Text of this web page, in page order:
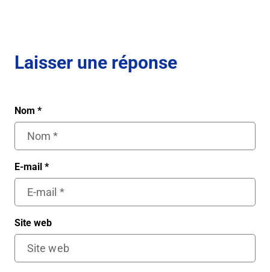
Laisser une réponse
Nom *
E-mail *
Site web